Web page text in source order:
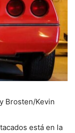
Brosten/Kevin
está en la